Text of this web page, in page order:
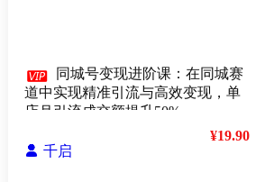

同城号变现进阶课：在同城赛
道中实现精准引流与高效变现，单
店月引流成交额提升50%
 千启
¥19.90